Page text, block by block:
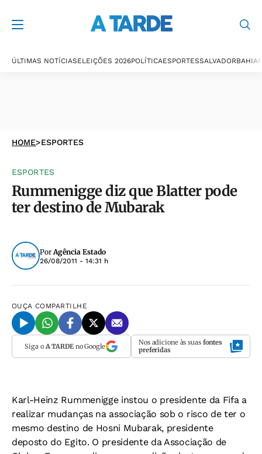
ÚLTIMAS NOTÍCIASELEIÇÕES 2026POLÍTICAESPORTESSALVADORBAHIA
HOME>ESPORTES
ESPORTES
Rummenigge diz que Blatter pode
ter destino de Mubarak
PorAgência Estado
26/08/2011 - 14:31 h
OUÇA COMPARTILHE
Siga o A TARDEno Google Nos adicione às suas fontes
preferidas
Karl-Heinz Rummenigge instou o presidente da Fifa a
realizar mudanças na associação sob o risco de ter o
mesmo destino de Hosni Mubarak, presidente
deposto do Egito. O presidente da Associação de